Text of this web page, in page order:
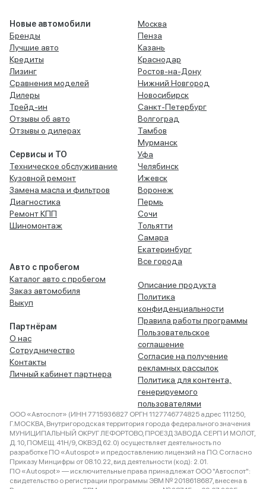
Новые автомобили
Бренды
Лучшие авто
Кредиты
Лизинг
Сравнения моделей
Дилеры
Трейд-ин
Отзывы об авто
Отзывы о дилерах
Сервисы и ТО
Техническое обслуживание
Кузовной ремонт
Замена масла и фильтров
Диагностика
Ремонт КПП
Шиномонтаж
Авто с пробегом
Каталог авто с пробегом
Заказ автомобиля
Выкуп
Партнёрам
О нас
Сотрудничество
Контакты
Личный кабинет партнера
Москва
Пенза
Казань
Краснодар
Ростов-на-Дону
Нижний Новгород
Новосибирск
Санкт-Петербург
Волгоград
Тамбов
Мурманск
Уфа
Челябинск
Ижевск
Воронеж
Пермь
Сочи
Тольятти
Самара
Екатеринбург
Все города
Описание продукта
Политика
конфиденциальности
Правила работы программы
Пользовательское
соглашение
Согласие на получение
рекламных рассылок
Политика для контента,
генерируемого
пользователями
ООО «Автоспот» (ИНН 7715936827 ОРГН 1127746774825 адрес 111250,
Г.МОСКВА, Внутригородская территория города федерального значения
МУНИЦИПАЛЬНЫЙ ОКРУГ ЛЕФОРТОВО, ПРОЕЗД ЗАВОДА СЕРП И МОЛОТ,
Д. 10, ПОМЕЩ. 41Н/9, ОКВЭД 62.0) осуществляет деятельность по
разработке ПО «Autospot» и предоставлению лицензий на ПО. Согласно
Приказу Минцифры от 08.10.22, вид деятельности (код): 2.01.
ПО «Autospot» — исключительные права принадлежат ООО "Автоспот":
свидетельство о регистрации программы ЭВМ № 2018618687, внесена в